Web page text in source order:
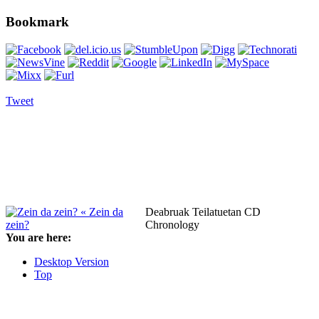
Bookmark
Tweet
« Zein da
zein?
Deabruak Teilatuetan CD
Chronology
You are here:
Desktop Version
Top